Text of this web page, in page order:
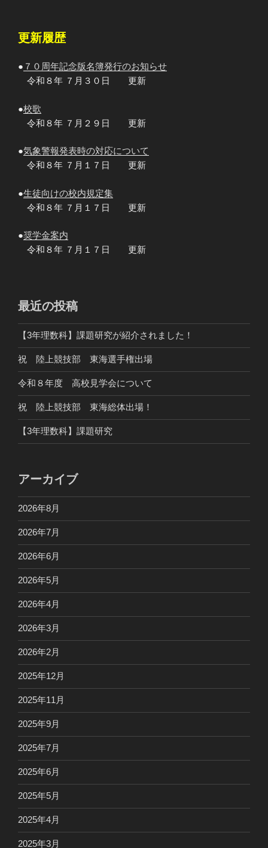
更新履歴
● ７０周年記念版名簿発行のお知らせ
令和８年 ７月３０日 更新
●校歌
令和８年 ７月２９日 更新
●気象警報発表時の対応について
令和８年 ７月１７日 更新
●生徒向けの校内規定集
令和８年 ７月１７日 更新
●奨学金案内
令和８年 ７月１７日 更新
最近の投稿
【3年理数科】課題研究が紹介されました！
祝 陸上競技部 東海選手権出場
令和８年度 高校見学会について
祝 陸上競技部 東海総体出場！
【3年理数科】課題研究
アーカイブ
2026年8月
2026年7月
2026年6月
2026年5月
2026年4月
2026年3月
2026年2月
2025年12月
2025年11月
2025年9月
2025年7月
2025年6月
2025年5月
2025年4月
2025年3月